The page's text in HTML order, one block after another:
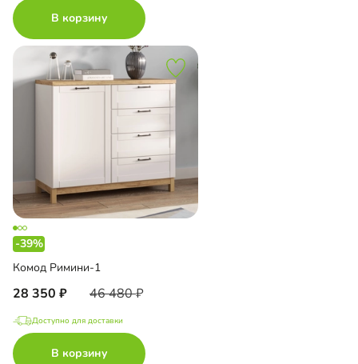
В корзину
-39%
Комод Римини-1
28 350 46 480
Доступно для доставки
В корзину